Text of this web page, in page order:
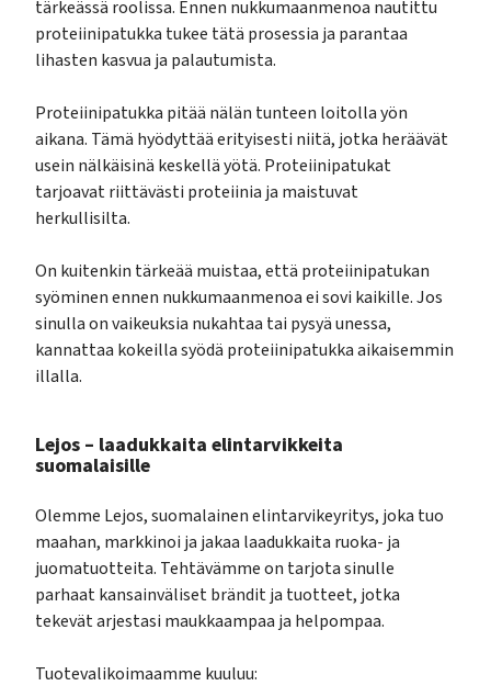
tärkeässä roolissa. Ennen nukkumaanmenoa nautittu
proteiinipatukka tukee tätä prosessia ja parantaa
lihasten kasvua ja palautumista.
Proteiinipatukka pitää nälän tunteen loitolla yön
aikana. Tämä hyödyttää erityisesti niitä, jotka heräävät
usein nälkäisinä keskellä yötä. Proteiinipatukat
tarjoavat riittävästi proteiinia ja maistuvat
herkullisilta.
On kuitenkin tärkeää muistaa, että proteiinipatukan
syöminen ennen nukkumaanmenoa ei sovi kaikille. Jos
sinulla on vaikeuksia nukahtaa tai pysyä unessa,
kannattaa kokeilla syödä proteiinipatukka aikaisemmin
illalla.
Lejos – laadukkaita elintarvikkeita
suomalaisille
Olemme Lejos, suomalainen elintarvikeyritys, joka tuo
maahan, markkinoi ja jakaa laadukkaita ruoka- ja
juomatuotteita. Tehtävämme on tarjota sinulle
parhaat kansainväliset brändit ja tuotteet, jotka
tekevät arjestasi maukkaampaa ja helpompaa.
Tuotevalikoimaamme kuuluu: